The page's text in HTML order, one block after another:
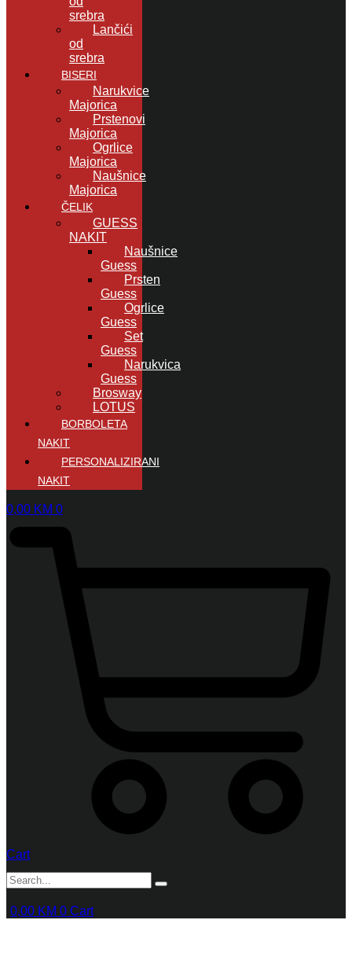
srebra
Lančići
od
srebra
BISERI
Narukvice
Majorica
Prstenovi
Majorica
Ogrlice
Majorica
Naušnice
Majorica
ČELIK
GUESS
NAKIT
Naušnice
Guess
Prsten
Guess
Ogrlice
Guess
Set
Guess
Narukvica
Guess
Brosway
LOTUS
BORBOLETA
NAKIT
PERSONALIZIRANI
NAKIT
0,00 KM 0
Cart
0,00 KM 0 Cart